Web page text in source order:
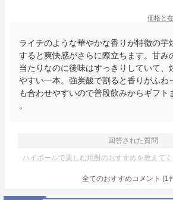
価格と
ライチのような華やかな香りが特徴の芋
すると爽快感がさらに際立ちます。甘み
当たりなのに後味はすっきりしていて、
やすい一本。強炭酸で割ると香りがふわ
も合わせやすいので普段飲みからギフト
。
回答された質問
ハイボールで楽しむ焼酎のおすすめを教えてく
全てのおすすめコメント (1